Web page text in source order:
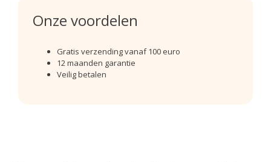
Onze voordelen
Gratis verzending vanaf 100 euro
12 maanden garantie
Veilig betalen